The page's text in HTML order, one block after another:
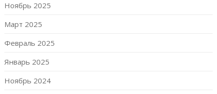
Ноябрь 2025
Март 2025
Февраль 2025
Январь 2025
Ноябрь 2024